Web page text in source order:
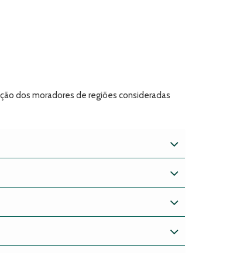
dos moradores de regiões consideradas